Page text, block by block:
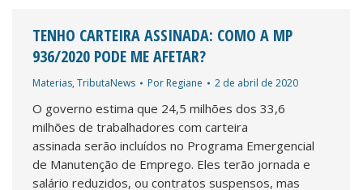
TENHO CARTEIRA ASSINADA: COMO A MP
936/2020 PODE ME AFETAR?
Materias,TributaNews Por Regiane 2 de abril de 2020
O governo estima que 24,5 milhões dos 33,6
milhões de trabalhadores com carteira
assinada serão incluídos no Programa Emergencial
de Manutenção de Emprego. Eles terão jornada e
salário reduzidos, ou contratos suspensos, mas